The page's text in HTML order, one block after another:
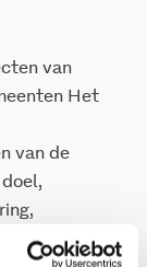
van
Het
van de
doet het